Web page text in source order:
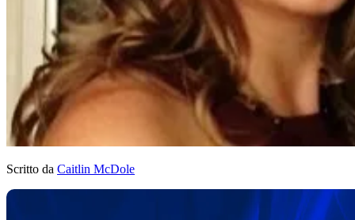
Scritto da Caitlin McDole